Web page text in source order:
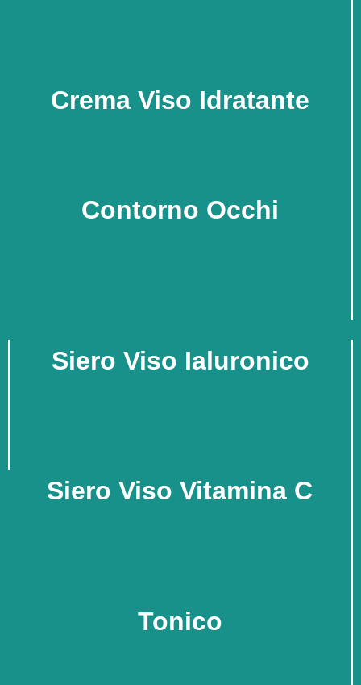
Crema Viso Idratante
Contorno Occhi
Siero Viso Ialuronico
Siero Viso Vitamina C
Tonico